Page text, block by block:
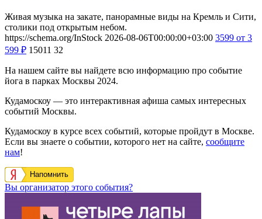
Живая музыка на закате, панорамные виды на Кремль и Сити,
столики под открытым небом.
https://schema.org/InStock 2026-08-06T00:00:00+03:00 3599 от 3
599 ₽ 15011 32
На нашем сайте вы найдете всю информацию про событие
йога в парках Москвы 2024.
Кудамоскоу — это интерактивная афиша самых интересных
событий Москвы.
Кудамоскоу в курсе всех событий, которые пройдут в Москве.
Если вы знаете о событии, которого нет на сайте, сообщите
нам!
Напомнить
Вы организатор этого события?